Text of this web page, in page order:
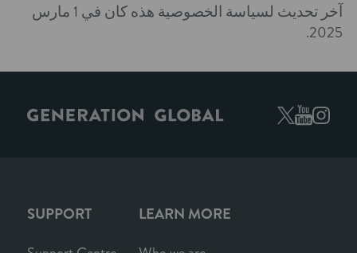
آخر تحديث لسياسة الخصوصية هذه كان في 1 مارس
2025.
SUPPORT
LEARN MORE